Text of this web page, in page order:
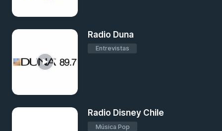
Radio Duna
Entrevistas
Radio Disney Chile
Música Pop